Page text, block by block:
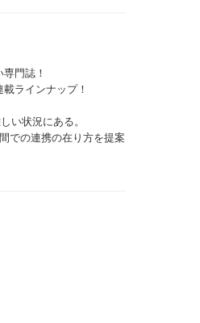
門誌！
ラインナップ！
い状況にある。
での連携の在り方を提案